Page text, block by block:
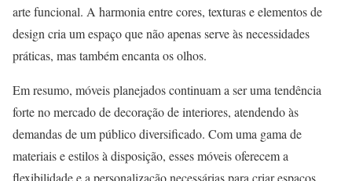
arte funcional. A harmonia entre cores, texturas e elementos de
design cria um espaço que não apenas serve às necessidades
práticas, mas também encanta os olhos.
Em resumo, móveis planejados continuam a ser uma tendência
forte no mercado de decoração de interiores, atendendo às
demandas de um público diversificado. Com uma gama de
materiais e estilos à disposição, esses móveis oferecem a